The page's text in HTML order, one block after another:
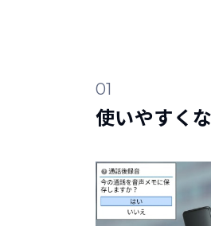
01
使いやすく